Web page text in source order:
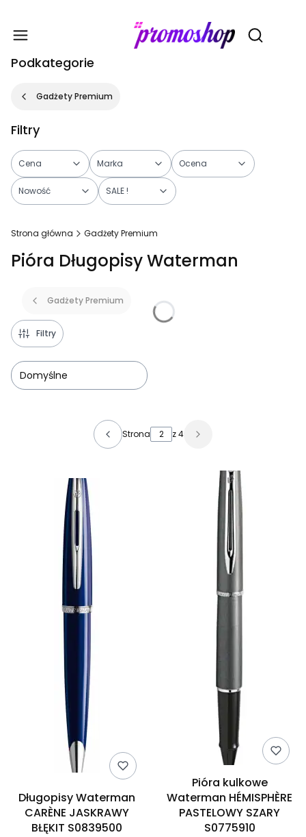
Otwórz
Podkategorie
Gadżety Premium
Filtry
Cena Marka Ocena
Nowość SALE !
Strona główna Gadżety Premium
Pióra Długopisy Waterman
Gadżety Premium
Filtry
Domyślne
Lista produktów
Strona z 4
Długopisy Waterman
CARÈNE JASKRAWY
BŁĘKIT S0839500
Pióra kulkowe
Waterman HÉMISPHÈRE
PASTELOWY SZARY
S0775910